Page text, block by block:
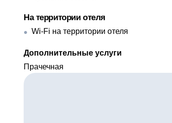
На территории отеля
Wi-Fi на территории отеля
Дополнительные услуги
Прачечная